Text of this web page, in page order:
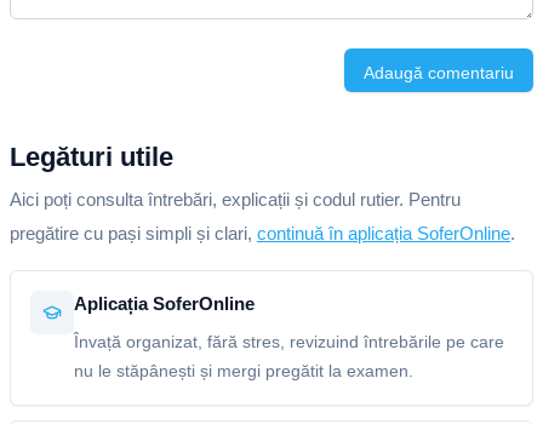
Adaugă comentariu
Legături utile
Aici poți consulta întrebări, explicații și codul rutier. Pentru
pregătire cu pași simpli și clari, continuă în aplicația SoferOnline.
Aplicația SoferOnline
Învață organizat, fără stres, revizuind întrebările pe care
nu le stăpânești și mergi pregătit la examen.